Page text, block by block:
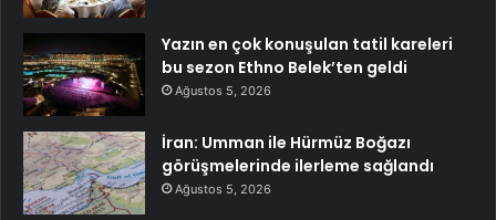
Yazın en çok konuşulan tatil kareleri
bu sezon Ethno Belek’ten geldi
Ağustos 5, 2026
İran: Umman ile Hürmüz Boğazı
görüşmelerinde ilerleme sağlandı
Ağustos 5, 2026